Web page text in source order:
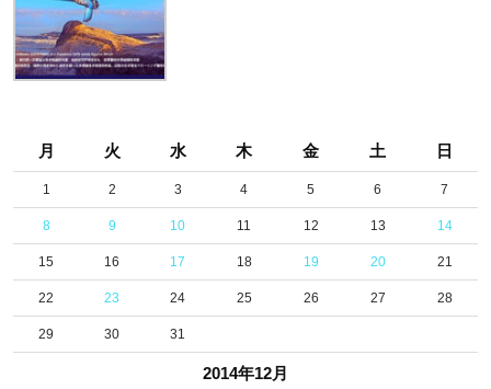
2014年12月
月 火 水 木 金 土 日
1 2 3 4 5 6 7
8 9 10 11 12 13 14
15 16 17 18 19 20 21
22 23 24 25 26 27 28
29 30 31